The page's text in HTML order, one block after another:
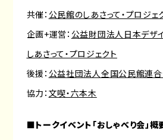
共催： 公民館のしあさって・プロジェ
企画+運営： 公益財団法人日本デザ
しあさって・プロジェクト
後援： 公益社団法人全国公民館連
協力： 文喫・六本木
■トークイベント「おしゃべり会」概